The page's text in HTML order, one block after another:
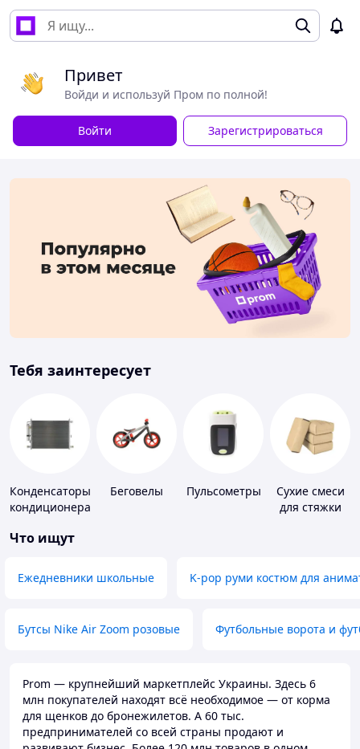
Привет
Войди и используй Пром по полной!
Войти Зарегистрироваться
Тебя заинтересует
Конденсаторы
кондиционера
Беговелы Пульсометры
Сухие смеси
для стяжки
Что ищут
Ежедневники школьные K-pop руми костюм для
Бутсы Nike Air Zoom розовые Футбольные ворота и
Prom — крупнейший маркетплейс Украины. Здесь 6
млн покупателей находят всё необходимое — от корма
для щенков до бронежилетов. А 60 тыс.
предпринимателей со всей страны продают и